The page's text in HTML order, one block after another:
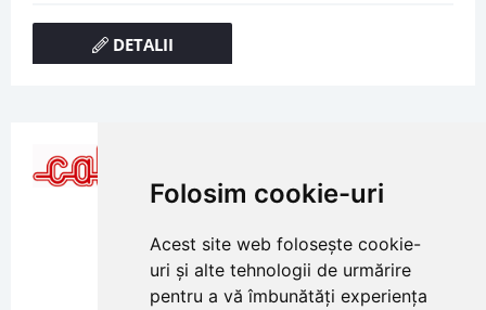
Folosim cookie-uri
Acest site web folosește cookie-
uri și alte tehnologii de urmărire
pentru a vă îmbunătăți experiența
DETALII